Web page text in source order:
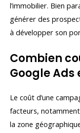
l’immobilier. Bien
générer des
à développer son
Combien
Google
Le coût d’une
facteurs,
la zone